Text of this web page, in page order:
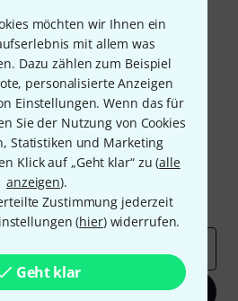
möchten wir Ihnen ein
mit allem was
Dazu zählen zum Beispiel
personalisierte Anzeigen
Einstellungen. Wenn das für
Sie der Nutzung von Cookies
Statistiken und Marketing
Klick auf „Geht klar“ zu (alle
anzeigen).
Zustimmung jederzeit
(hier) widerrufen.
Geht klar
Newsletter
Newsletter und gewinne mit
50 Gutscheinen
Deals Thomann Insights
anmelden